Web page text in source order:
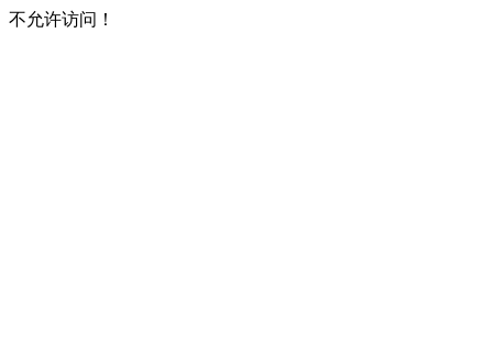
不允许访问！